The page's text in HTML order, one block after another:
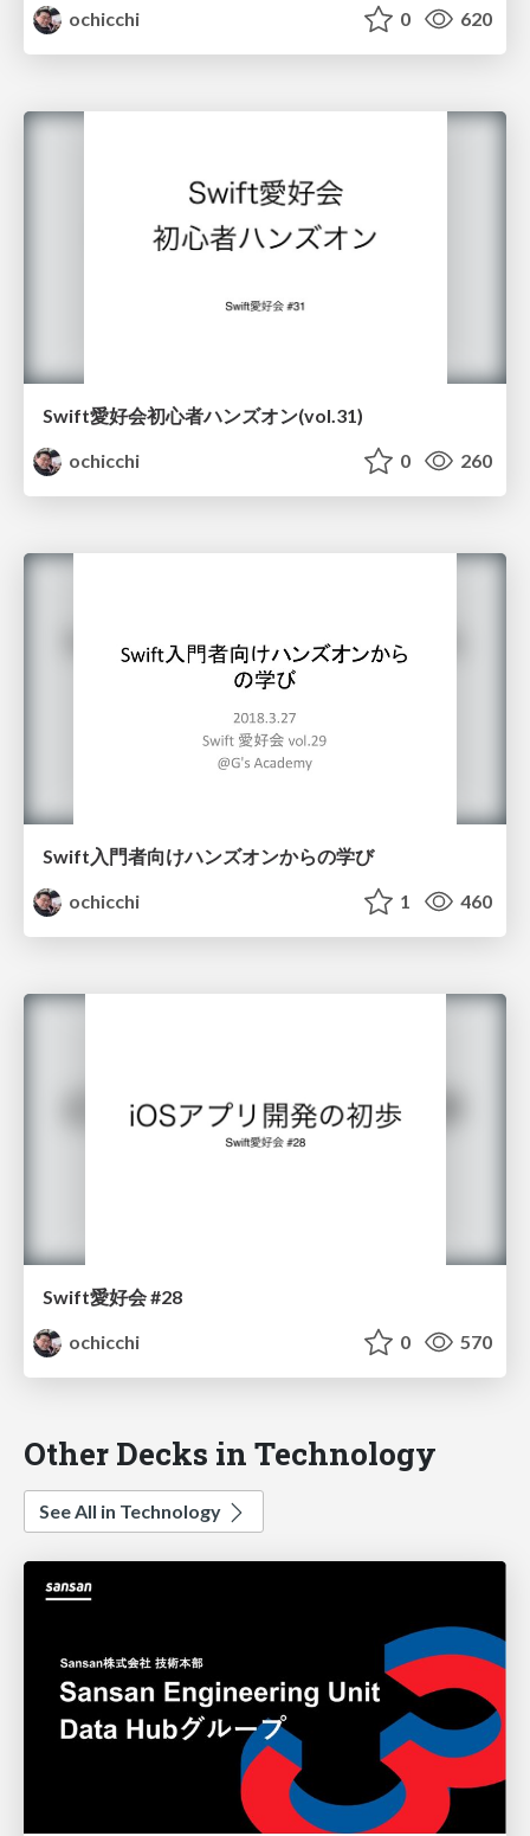
ochicchi 0 620
Swift愛好会初心者ハンズオン(vol.31)
ochicchi
0 260
Swift入門者向けハンズオンからの学び
ochicchi
1 460
Swift愛好会 #28
ochicchi
0 570
Other Decks in Technology
See All in Technology